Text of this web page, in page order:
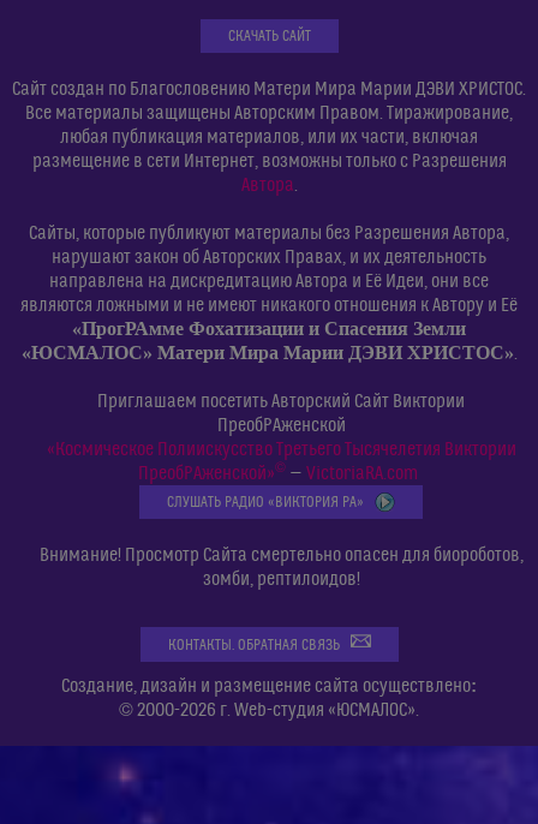
СКАЧАТЬ САЙТ
Сайт создан по Благословению Матери Мира Марии ДЭВИ ХРИСТОС.
Все материалы защищены Авторским Правом. Тиражирование,
любая публикация материалов, или их части, включая
размещение в сети Интернет, возможны только с Разрешения
Автора.
Сайты, которые публикуют материалы без Разрешения Автора,
нарушают закон об Авторских Правах, и их деятельность
направлена на дискредитацию Автора и Её Идеи, они все
являются ложными и не имеют никакого отношения к Автору и Её
«ПрогРАмме Фохатизации и Спасения Земли
«ЮСМАЛОС» Матери Мира Марии ДЭВИ ХРИСТОС».
Приглашаем посетить Авторский Сайт Виктории
ПреобРАженской
«Космическое Полиискусство Третьего Тысячелетия Виктории
ПреобРАженской»©— VictoriaRA.com
СЛУШАТЬ РАДИО «ВИКТОРИЯ РА»
Внимание! Просмотр Сайта смертельно опасен для биороботов,
зомби, рептилоидов!
КОНТАКТЫ. ОБРАТНАЯ СВЯЗЬ
Создание, дизайн и размещение сайта осуществлено:
© 2000-2026 г. Web-студия «ЮСМАЛОС».